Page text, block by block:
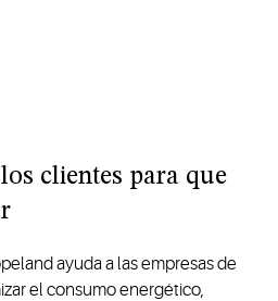
clientes para que
ayuda a las empresas de
el consumo energético,